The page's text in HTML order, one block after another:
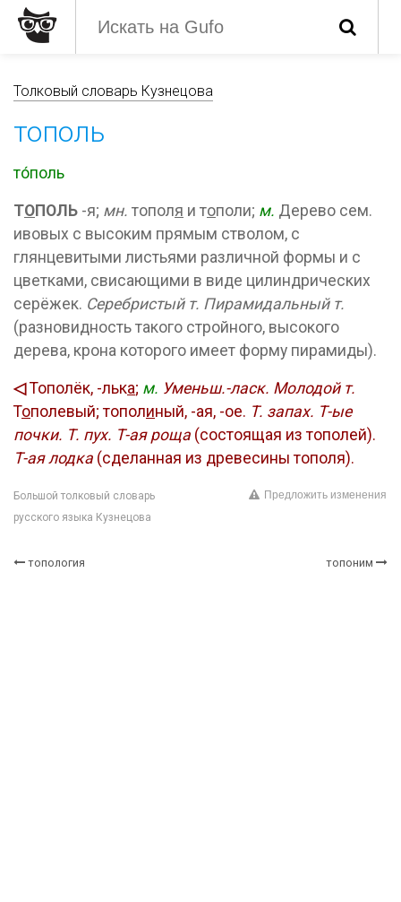
Толковый словарь Кузнецова
тополь
то́поль
ТОПОЛЬ -я; мн. тополя и тополи; м. Дерево сем.
ивовых с высоким прямым стволом, с
глянцевитыми листьями различной формы и с
цветками, свисающими в виде цилиндрических
серёжек. Серебристый т. Пирамидальный т.
(разновидность такого стройного, высокого
дерева, крона которого имеет форму пирамиды).
◁Тополёк, -лька; м. Уменьш.-ласк. Молодой т.
Тополевый; тополиный, -ая, -ое. Т. запах. Т-ые
почки. Т. пух. Т-ая роща (состоящая из тополей).
Т-ая лодка (сделанная из древесины тополя).
Большой толковый словарь
русского языка Кузнецова
Предложить изменения
топология топоним